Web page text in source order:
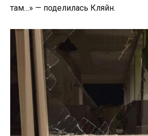
там…» — поделилась Кляйн.